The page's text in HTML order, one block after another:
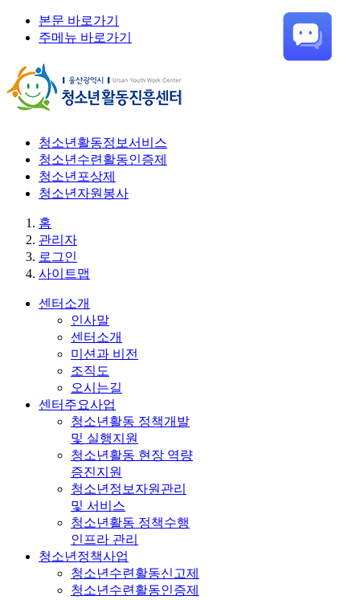
본문 바로가기
주메뉴 바로가기
청소년활동정보서비스
청소년수련활동인증제
청소년포상제
청소년자원봉사
홈
관리자
로그인
사이트맵
센터소개
인사말
센터소개
미션과 비전
조직도
오시는길
센터주요사업
청소년활동 정책개발
및 실행지원
청소년활동 현장 역량
증진지원
청소년정보자원관리
및 서비스
청소년활동 정책수행
인프라 관리
청소년정책사업
청소년수련활동신고제
청소년수련활동인증제